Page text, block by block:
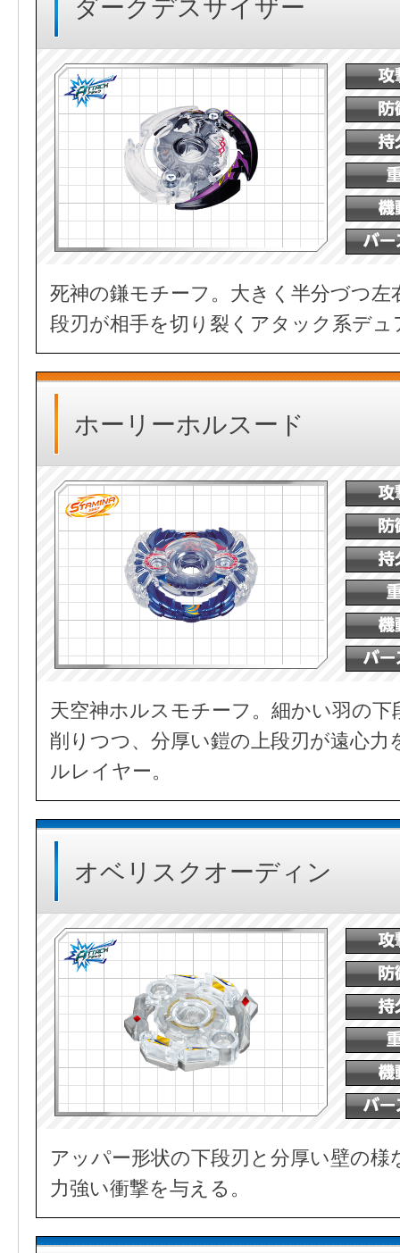
ダークデスサイザー
死神の鎌モチーフ。大きく半分づつ
段刃が相手を切り裂くアタック系デ
ホーリーホルスード
天空神ホルスモチーフ。細かい羽の
削りつつ、分厚い鎧の上段刃が遠心
ルレイヤー。
オベリスクオーディン
アッパー形状の下段刃と分厚い壁の
力強い衝撃を与える。